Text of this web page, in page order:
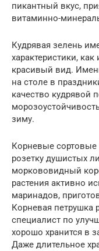
пикантный вкус,
витаминно-
Кудрявая зелень
характеристики,
красивый вид.
на столе в
качество кудрявой
зиму.
Корневые сортовые
розетку душистых
моркововидный
растения активно
маринадов,
Корневая петрушка
специалист по
хорошо хранится в
Даже длительное